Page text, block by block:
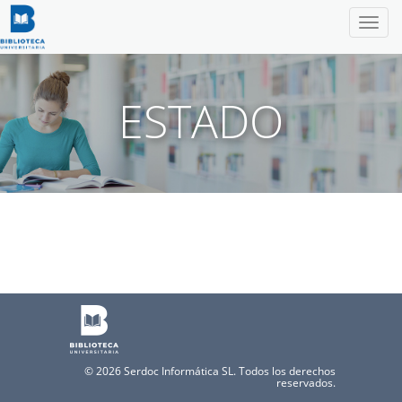
ESTADO
© 2026Serdoc Informática SL. Todos los derechos
reservados.